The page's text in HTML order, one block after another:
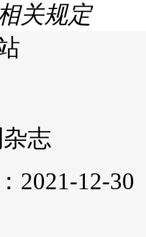
关规定
志
2021-12-30